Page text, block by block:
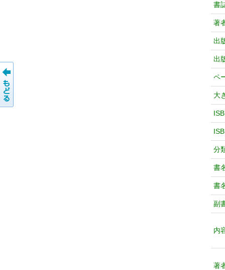
書
著
出
出
ペ
大
分
書
書
副
内
著